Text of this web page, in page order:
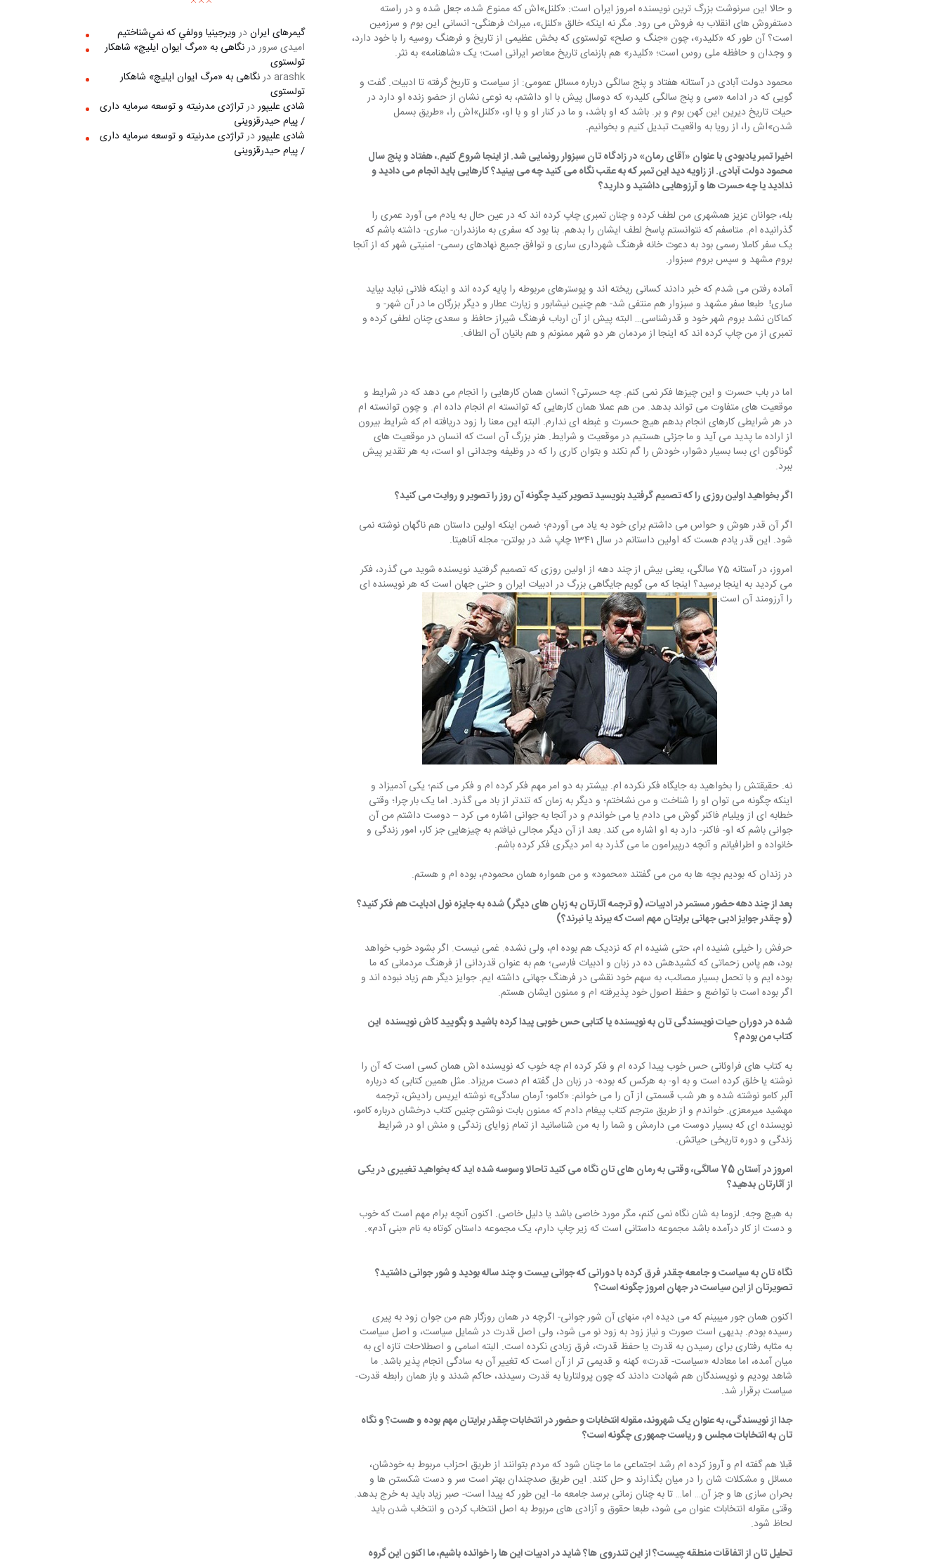
و حالا این سرنوشت بزرگ ترین نویسنده امروز ایران است: «کلنل»اش که ممنوع شده، جعل شده و در راسته
دستفروش های انقلاب به فروش می رود. مگر نه اینکه خالق «کلنل»، میراث فرهنگی- انسانی این بوم و سرزمین
است؟ آن طور که «کلیدر»، چون «جنگ و صلح» تولستوی که بخش عظیمی از تاریخ و فرهنگ روسیه را با خود دارد،
و وجدان و حافظه ملی روس است؛ «کلیدر» هم بازنمای تاریخ معاصر ایرانی است؛ یک «شاهنامه» به نثر.
محمود دولت آبادی در آستانه هفتاد و پنج سالگی درباره مسائل عمومی: از سیاست و تاریخ گرفته تا ادبیات. گفت و
گویی که در ادامه «سی و پنج سالگی کلیدر» که دوسال پیش با او داشتم، به نوعی نشان از حضو زنده او دارد در
حیات تاریخ دیرین این کهن بوم و بر. باشد که او باشد، و ما در کنار او و با او، «کلنل»اش را، «طریق بسمل
شدن»اش را، از رویا به واقعیت تبدیل کنیم و بخوانیم.
اخیرا تمبر یادبودی با عنوان «آقای رمان» در زادگاه تان سبزوار رونمایی شد. از اینجا شروع کنیم.، هفتاد و پنج سال
محمود دولت آبادی. از زاویه دید این تمبر که به عقب نگاه می کنید چه می بینید؟ کارهایی باید انجام می دادید و
ندادید یا چه حسرت ها و آرزوهایی داشتید و دارید؟
بله، جوانان عزیز همشهری من لطف کرده و چنان تمبری چاپ کرده اند که در عین حال به یادم می آورد عمری را
گذرانیده ام. متاسفم که نتوانستم پاسخ لطف ایشان را بدهم. بنا بود که سفری به مازندران- ساری- داشته باشم که
یک سفر کاملا رسمی بود به دعوت خانه فرهنگ شهرداری ساری و توافق جمیع نهادهای رسمی- امنیتی شهر که از آنجا
بروم مشهد و سپس بروم سبزوار.
آماده رفتن می شدم که خبر دادند کسانی ریخته اند و پوسترهای مربوطه را پایه کرده اند و اینکه فلانی نباید بیاید
ساری!  طبعا سفر مشهد و سبزوار هم منتفی شد- هم چنین نیشابور و زیارت عطار و دیگر بزرگان ما در آن شهر- و
کماکان نشد بروم شهر خود و قدرشناسی… البته پیش از آن ارباب فرهنگ شیراز حافظ و سعدی چنان لطفی کرده و
تمبری از من چاپ کرده اند که اینجا از مردمان هر دو شهر ممنونم و هم بانیان آن الطاف.
اما در باب حسرت و این چیزها فکر نمی کنم. چه حسرتی؟ انسان همان کارهایی را انجام می دهد که در شرایط و
موقعیت های متفاوت می تواند بدهد. من هم عملا همان کارهایی که توانسته ام انجام داده ام. و چون توانسته ام
در هر شرایطی کارهای انجام بدهم هیچ حسرت و غبطه ای ندارم. البته این معنا را زود دریافته ام که شرایط بیرون
از اراده ما پدید می آید و ما جزئی هستیم در موقعیت و شرایط. هنر بزرگ آن است که انسان در موقعیت های
گوناگون ای بسا بسیار دشوار، خودش را گم نکند و بتوان کاری را که در وظیفه وجدانی او است، به هر تقدیر پیش
ببرد.
اگر بخواهید اولین روزی را که تصمیم گرفتید بنویسید تصویر کنید چگونه آن روز را تصویر و روایت می کنید؟
اگر آن قدر هوش و حواس می داشتم برای خود به یاد می آوردم؛ ضمن اینکه اولین داستان هم ناگهان نوشته نمی
شود. این قدر یادم هست که اولین داستانم در سال 1341 چاپ شد در بولتن- مجله آناهیتا.
امروز، در آستانه 75 سالگی، یعنی بیش از چند دهه از اولین روزی که تصمیم گرفتید نویسنده شوید می گذرد، فکر
می کردید به اینجا برسید؟ اینجا که می گویم جایگاهی بزرگ در ادبیات ایران و حتی جهان است که هر نویسنده ای
را آرزومند آن است.
نه. حقیقتش را بخواهید به جایگاه فکر نکرده ام. بیشتر به دو امر مهم فکر کرده ام و فکر می کنم؛ یکی آدمیزاد و
اینکه چگونه می توان او را شناخت و من نشاختم؛ و دیگر به زمان که تندتر از باد می گذرد. اما یک بار چرا؛ وقتی
خطابه ای از ویلیام فاکنر گوش می دادم یا می خواندم و در آنجا به جوانی اشاره می کرد – دوست داشتم من آن
جوانی باشم که او- فاکنر- دارد به او اشاره می کند. بعد از آن دیگر مجالی نیافتم به چیزهایی جز کار، امور زندگی و
خانواده و اطرافیانم و آنچه درپیرامون ما می گذرد به امر دیگری فکر کرده باشم.
در زندان که بودیم بچه ها به من می گفتند «محمود» و من همواره همان محمودم، بوده ام و هستم.
بعد از چند دهه حضور مستمر در ادبیات، (و ترجمه آثارتان به زبان های دیگر) شده به جایزه نول ادبایت هم فکر کنید؟
(و چقدر جوایز ادبی جهانی برایتان مهم است که ببرند یا نبرند؟)
حرفش را خیلی شنیده ام، حتی شنیده ام که نزدیک هم بوده ام، ولی نشده. غمی نیست. اگر بشود خوب خواهد
بود، هم پاس زحماتی که کشیدهش ده در زبان و ادبیات فارسی؛ هم به عنوان قدردانی از فرهنگ مردمانی که ما
بوده ایم و با تحمل بسیار مصائب، به سهم خود نقشی در فرهنگ جهانی داشته ایم. جوایز دیگر هم زیاد نبوده اند و
اگر بوده است با تواضع و حفظ اصول خود پذیرفته ام و ممنون ایشان هستم.
شده در دوران حیات نویسندگی تان به نویسنده یا کتابی حس خوبی پیدا کرده باشید و بگویید کاش نویسنده  این
کتاب من بودم؟
به کتاب های فراوئانی حس خوب پیدا کرده ام و فکر کرده ام چه خوب که نویسنده اش همان کسی است که آن را
نوشته یا خلق کرده است و به او- به هرکس که بوده- در زبان دل گفته ام دست مریزاد. مثل همین کتابی که درباره
آلبر کامو نوشته شده و هر شب قسمتی از آن را می خوانم: «کامو؛ آرمان سادگی» نوشته ایریس رادیش، ترجمه
مهشید میرمعزی. خواندم و از طریق مترجم کتاب پیغام دادم که ممنون بابت نوشتن چنین کتاب درخشان درباره کامو،
نویسنده ای که بسیار دوست می دارمش و شما را به من شناسانید از تمام زوایای زندگی و منش او در شرایط
زندگی و دوره تاریخی حیاتش.
امروز در آستان 75 سالگی، وقتی به رمان های تان نگاه می کنید تاحالا وسوسه شده اید که بخواهید تغییری در یکی
از آثارتان بدهید؟
به هیچ وجه. لزوما به شان نگاه نمی کنم، مگر مورد خاصی باشد یا دلیل خاصی. اکنون آنچه برام مهم است که خوب
و دست از کار درآمده باشد مجموعه داستانی است که زیر چاپ دارم، یک مجموعه داستان کوتاه به نام «بنی آدم».
نگاه تان به سیاست و جامعه چقدر فرق کرده با دورانی که جوانی بیست و چند ساله بودید و شور جوانی داشتید؟
تصویرتان از این سیاست در جهان امروز چگونه است؟
اکنون همان جور میبینم که می دیده ام، منهای آن شور جوانی- اگرچه در همان روزگار هم من جوان زود به پیری
رسیده بودم. بدیهی است صورت و نیاز زود به زود نو می شود، ولی اصل قدرت در شمایل سیاست، و اصل سیاست
به مثابه رفتاری برای رسیدن به قدرت یا حفظ قدرت، فرق زیادی نکرده است. البته اسامی و اصطلاحات تازه ای به
میان آمده، اما معادله «سیاست- قدرت» کهنه و قدیمی تر از آن است که تغییر آن به سادگی انجام پذیر باشد. ما
شاهد بودیم و نویسندگان هم شهادت دادند که چون پرولتاریا به قدرت رسیدند، حاکم شدند و باز همان رابطه قدرت-
سیاست برقرار شد.
جدا از نویسندگی، به عنوان یک شهروند، مقوله انتخابات و حضور در انتخابات چقدر برایتان مهم بوده و هست؟ و نگاه
تان به انتخابات مجلس و ریاست جمهوری چگونه است؟
قبلا هم گفته ام و آروز کرده ام رشد اجتماعی ما ما چنان شود که مردم بتوانند از طریق احزاب مربوط به خودشان،
مسائل و مشکلات شان را در میان بگذارند و حل کنند. این طریق صدچندان بهتر است سر و دست شکستن ها و
بحران سازی ها و جز آن… اما… تا به چنان زمانی برسد جامعه ما- این طور که پیدا است- صبر زیاد باید به خرج بدهد.
وقتی مقوله انتخابات عنوان می شود، طبعا حقوق و آزادی های مربوط به اصل انتخاب کردن و انتخاب شدن باید
لحاظ شود.
تحلیل تان از اتفاقات منطقه چیست؟ از این تندروی ها؟ شاید در ادبیات این ها را خوانده باشیم، ما اکنون این گروه
گیمرهای ایراندرويرجينيا وولفي كه نمي‌شناختيم
امیدی سروردرنگاهی به «مرگ ايوان ايليچ» شاهکار
تولستوی
arashkدرنگاهی به «مرگ ايوان ايليچ» شاهکار
تولستوی
شادی علیپوردرتراژدی مدرنیته و توسعه سرمایه داری
/ پیام حیدرقزوینی
شادی علیپوردرتراژدی مدرنیته و توسعه سرمایه داری
/ پیام حیدرقزوینی